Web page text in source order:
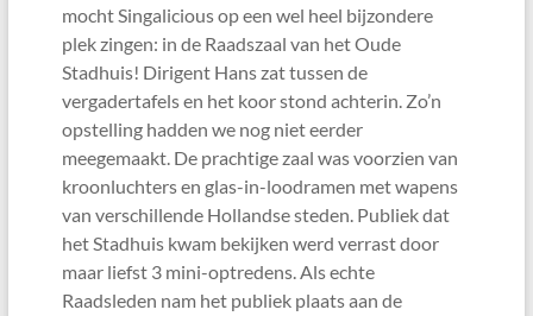
mocht Singalicious op een wel heel bijzondere
plek zingen: in de Raadszaal van het Oude
Stadhuis! Dirigent Hans zat tussen de
vergadertafels en het koor stond achterin. Zo’n
opstelling hadden we nog niet eerder
meegemaakt. De prachtige zaal was voorzien van
kroonluchters en glas-in-loodramen met wapens
van verschillende Hollandse steden. Publiek dat
het Stadhuis kwam bekijken werd verrast door
maar liefst 3 mini-optredens. Als echte
Raadsleden nam het publiek plaats aan de